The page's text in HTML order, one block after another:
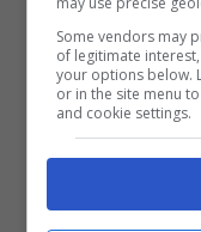
Non si
abbia agito di
che il violento
di via
gravissime
trasportato
Some vendors may
of legitimate
your options below.
or in the site menu
and cookie settings.